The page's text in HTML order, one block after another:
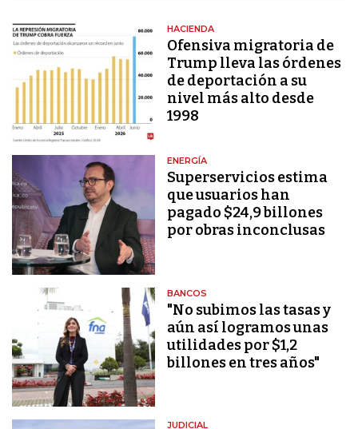
HACIENDA
Ofensiva migratoria de
Trump lleva las órdenes
de deportación a su
nivel más alto desde
1998
ENERGÍA
Superservicios estima
que usuarios han
pagado $24,9 billones
por obras inconclusas
BANCOS
"No subimos las tasas y
aún así logramos unas
utilidades por $1,2
billones en tres años"
JUDICIAL